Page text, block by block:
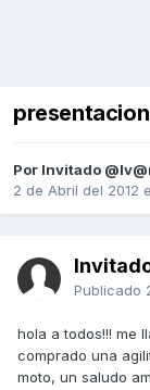
presentacion
Por Invitado
2 de Abril del 2012
Publicado
hola a todos!!! me
comprado una
moto, un saludo